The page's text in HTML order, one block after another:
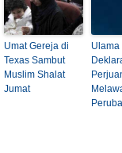
Umat Gereja di
Texas Sambut
Muslim Shalat
Jumat
Ulama